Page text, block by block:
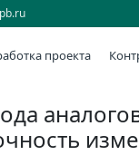
проекта